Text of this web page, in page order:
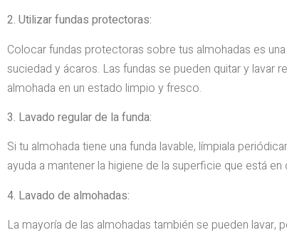
2. Utilizar fundas protectoras:
Colocar fundas protectoras sobre tus almohadas es
suciedad y ácaros. Las fundas se pueden quitar y lavar
almohada en un estado limpio y fresco.
3. Lavado regular de la funda:
Si tu almohada tiene una funda lavable, límpiala
ayuda a mantener la higiene de la superficie que está
4. Lavado de almohadas:
La mayoría de las almohadas también se pueden lavar,